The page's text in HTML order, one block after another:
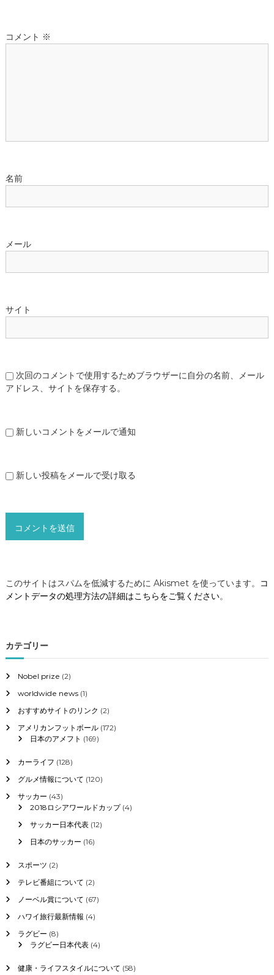
ョ
コメント ※
名前
メール
サイト
次回のコメントで使用するためブラウザーに自分の名前、メール
アドレス、サイトを保存する。
新しいコメントをメールで通知
新しい投稿をメールで受け取る
このサイトはスパムを低減するために Akismet を使っています。
コ
メントデータの処理方法の詳細はこちらをご覧ください。
カテゴリー
Nobel prize (2)
worldwide news(1)
おすすめサイトのリンク (2)
アメリカンフットボール(172)
日本のアメフト (169)
カーライフ (128)
グルメ情報について (120)
サッカー (43)
2018ロシアワールドカップ(4)
サッカー日本代表(12)
日本のサッカー (16)
スポーツ (2)
テレビ番組について (2)
ノーベル賞について (67)
ハワイ旅行最新情報 (4)
ラグビー (8)
ラグビー日本代表(4)
健康・ライフスタイルについて (58)